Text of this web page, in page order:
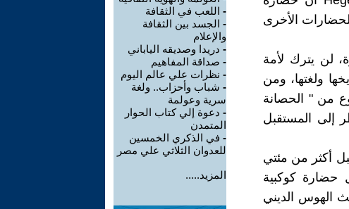
الأخرى
لن يترك لأمة
ولغتها، ومن
من " الحصانة
إلى المستقبل
أكثر من مئتي
حضارة كوكبية
الهوس الديني
- اللعب في الثقافة
- الجسد بين الثقافة
والإعلام
- دريدا وصديقه الياباني
- صداقة المفاهيم
- نظرات علي عالم اليوم
- شباب وأحزاب‏..‏ ولغة
سرية وعولمة
- دعوة إلي كتاب الحوار
المتمدن
- في الذكري الخمسين
للعدوان الثلاثي علي مصر
المزيد.....